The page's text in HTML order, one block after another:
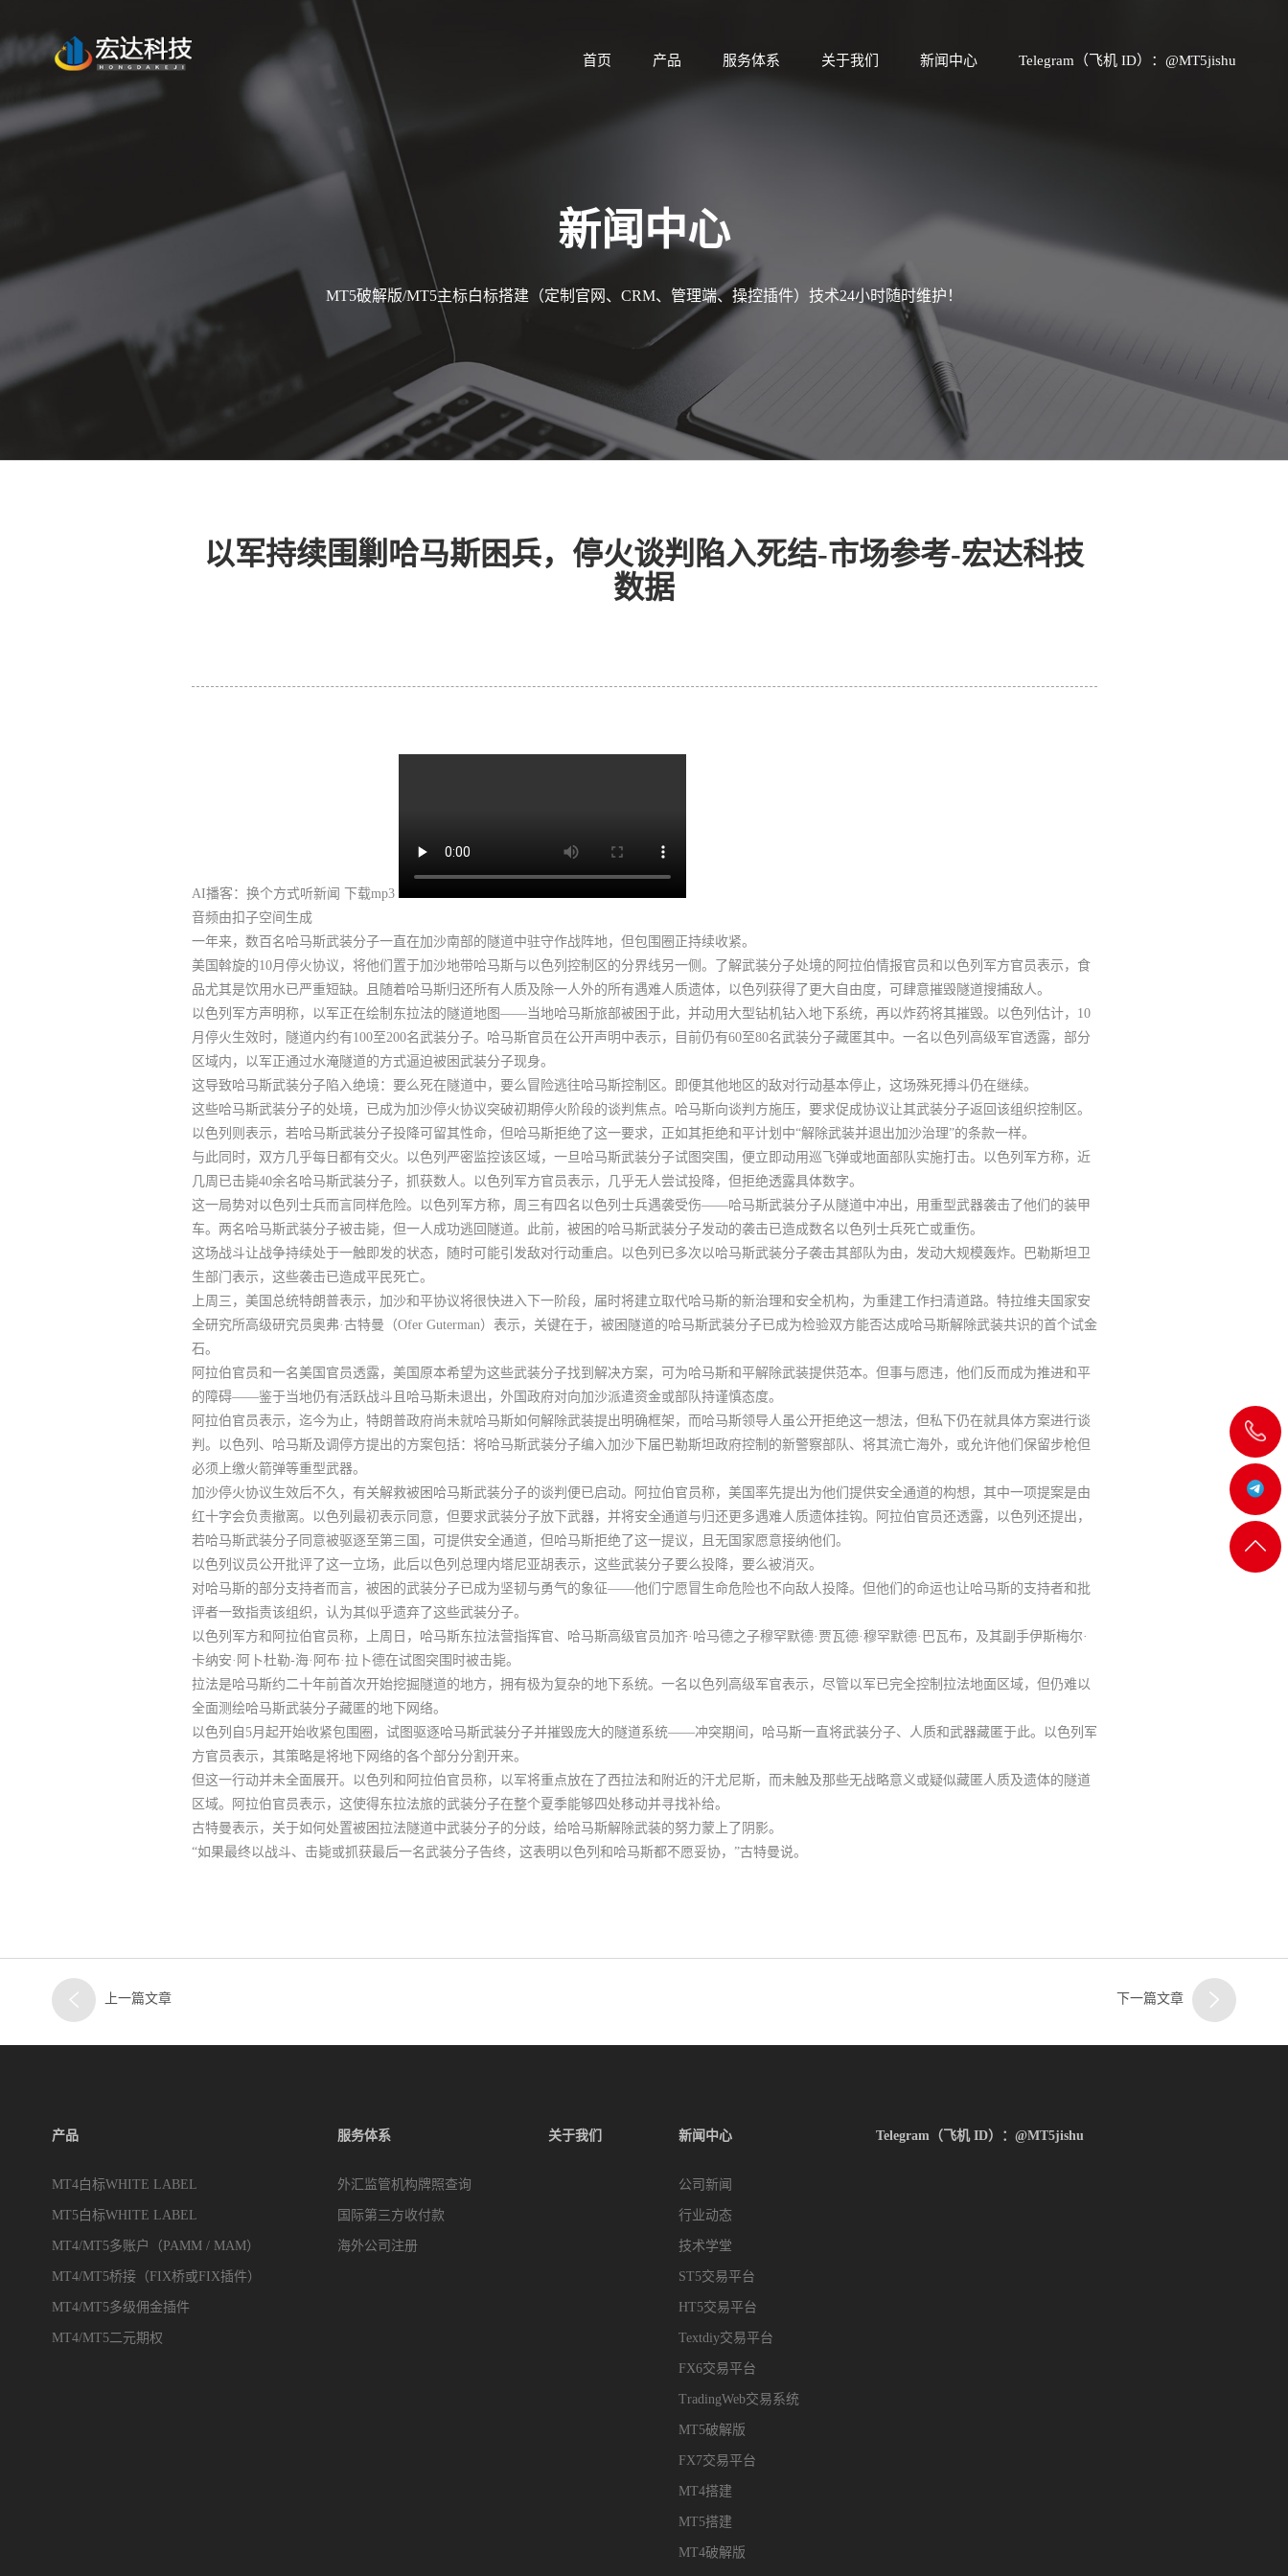
首页 产品 服务体系 关于我们 新闻中心 Telegram（飞机 ID）：@MT5jishu
飞
机
客服
返回
新闻中心
MT5破解版/MT5主标白标搭建（定制官网、CRM、管理端、操控插件）技术24小时随时维护！
以军持续围剿哈马斯困兵，停火谈判陷入死结-市场参考-宏达科技
数据
AI播客：换个方式听新闻 下载mp3
音频由扣子空间生成
一年来，数百名哈马斯武装分子一直在加沙南部的隧道中驻守作战阵地，但包围圈正持续收紧。
美国斡旋的10月停火协议，将他们置于加沙地带哈马斯与以色列控制区的分界线另一侧。了解武装分子处境的阿拉伯情报官员和以色列军方官员表示，食
品尤其是饮用水已严重短缺。且随着哈马斯归还所有人质及除一人外的所有遇难人质遗体，以色列获得了更大自由度，可肆意摧毁隧道搜捕敌人。
以色列军方声明称，以军正在绘制东拉法的隧道地图——当地哈马斯旅部被困于此，并动用大型钻机钻入地下系统，再以炸药将其摧毁。以色列估计，10
月停火生效时，隧道内约有100至200名武装分子。 哈马斯官员在公开声明中表示，目前仍有60至80名武装分子藏匿其中。 一名以色列高级军官透露，部分
区域内，以军正通过水淹隧道的方式逼迫被困武装分子现身。
这导致哈马斯武装分子陷入绝境：要么死在隧道中，要么冒险逃往哈马斯控制区。即便其他地区的敌对行动基本停止，这场殊死搏斗仍在继续。
这些哈马斯武装分子的处境，已成为加沙停火协议突破初期停火阶段的谈判焦点。 哈马斯向谈判方施压，要求促成协议让其武装分子返回该组织控制区。
以色列则表示，若哈马斯武装分子投降可留其性命，但哈马斯拒绝了这一要求，正如其拒绝和平计划中“解除武装并退出加沙治理”的条款一样。
与此同时， 双方几乎每日都有交火。
以色列严密监控该区域，一旦哈马斯武装分子试图突围，便立即动用巡飞弹或地面部队实施打击。以色列军方称，近
几周已击毙40余名哈马斯武装分子，抓获数人。以色列军方官员表示，几乎无人尝试投降，但拒绝透露具体数字。
这一局势对以色列士兵而言同样危险。以色列军方称，周三有四名以色列士兵遇袭受伤——哈马斯武装分子从隧道中冲出，用重型武器袭击了他们的装甲
车。两名哈马斯武装分子被击毙，但一人成功逃回隧道。此前，被困的哈马斯武装分子发动的袭击已造成数名以色列士兵死亡或重伤。
这场战斗让战争持续处于一触即发的状态，随时可能引发敌对行动重启。
以色列已多次以哈马斯武装分子袭击其部队为由，发动大规模轰炸。巴勒斯坦卫
生部门表示，这些袭击已造成平民死亡。
上周三，美国总统特朗普表示，加沙和平协议将很快进入下一阶段，届时将建立取代哈马斯的新治理和安全机构，为重建工作扫清道路。特拉维夫国家安
全研究所高级研究员奥弗·古特曼（Ofer Guterman）表示，关键在于， 被困隧道的哈马斯武装分子已成为检验双方能否达成哈马斯解除武装共识的首个试金
石。
阿拉伯官员和一名美国官员透露，美国原本希望为这些武装分子找到解决方案，可为哈马斯和平解除武装提供范本。但事与愿违，他们反而成为推进和平
的障碍——鉴于当地仍有活跃战斗且哈马斯未退出，外国政府对向加沙派遣资金或部队持谨慎态度。
阿拉伯官员表示， 迄今为止，特朗普政府尚未就哈马斯如何解除武装提出明确框架，而哈马斯领导人虽公开拒绝这一想法，但私下仍在就具体方案进行谈
判。
以色列、哈马斯及调停方提出的方案包括：将哈马斯武装分子编入加沙下届巴勒斯坦政府控制的新警察部队、将其流亡海外，或允许他们保留步枪但
必须上缴火箭弹等重型武器。
加沙停火协议生效后不久，有关解救被困哈马斯武装分子的谈判便已启动。阿拉伯官员称，美国率先提出为他们提供安全通道的构想，其中一项提案是由
红十字会负责撤离。以色列最初表示同意，但要求武装分子放下武器，并将安全通道与归还更多遇难人质遗体挂钩。阿拉伯官员还透露，以色列还提出，
若哈马斯武装分子同意被驱逐至第三国，可提供安全通道，但哈马斯拒绝了这一提议，且无国家愿意接纳他们。
以色列议员公开批评了这一立场，此后以色列总理内塔尼亚胡表示，这些武装分子要么投降，要么被消灭。
对哈马斯的部分支持者而言，被困的武装分子已成为坚韧与勇气的象征——他们宁愿冒生命危险也不向敌人投降。但他们的命运也让哈马斯的支持者和批
评者一致指责该组织，认为其似乎遗弃了这些武装分子。
以色列军方和阿拉伯官员称，上周日，哈马斯东拉法营指挥官、哈马斯高级官员加齐·哈马德之子穆罕默德·贾瓦德·穆罕默德·巴瓦布，及其副手伊斯梅尔·
卡纳安·阿卜杜勒-海·阿布·拉卜德在试图突围时被击毙。
拉法是哈马斯约二十年前首次开始挖掘隧道的地方，拥有极为复杂的地下系统。一名以色列高级军官表示，尽管以军已完全控制拉法地面区域，但仍难以
全面测绘哈马斯武装分子藏匿的地下网络。
以色列自5月起开始收紧包围圈，试图驱逐哈马斯武装分子并摧毁庞大的隧道系统——冲突期间，哈马斯一直将武装分子、人质和武器藏匿于此。以色列军
方官员表示，其策略是将地下网络的各个部分分割开来。
但这一行动并未全面展开。以色列和阿拉伯官员称，以军将重点放在了西拉法和附近的汗尤尼斯，而未触及那些无战略意义或疑似藏匿人质及遗体的隧道
区域。阿拉伯官员表示，这使得东拉法旅的武装分子在整个夏季能够四处移动并寻找补给。
古特曼表示，关于如何处置被困拉法隧道中武装分子的分歧，给哈马斯解除武装的努力蒙上了阴影。
“如果最终以战斗、击毙或抓获最后一名武装分子告终，这表明以色列和哈马斯都不愿妥协，”古特曼说。
上一篇文章 下一篇文章
产品
MT4白标WHITE LABEL
MT5白标WHITE LABEL
MT4/MT5多账户（PAMM / MAM）
MT4/MT5桥接（FIX桥或FIX插件）
MT4/MT5多级佣金插件
MT4/MT5二元期权
服务体系
外汇监管机构牌照查询
国际第三方收付款
海外公司注册
关于我们 新闻中心
公司新闻
行业动态
技术学堂
ST5交易平台
HT5交易平台
Textdiy交易平台
FX6交易平台
TradingWeb交易系统
MT5破解版
FX7交易平台
MT4搭建
MT5搭建
MT4破解版
Telegram（飞机 ID）：@MT5jishu